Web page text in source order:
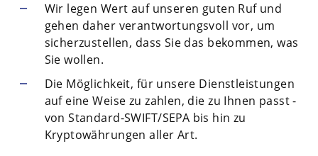
Wir legen Wert auf unseren guten Ruf und
gehen daher verantwortungsvoll vor, um
sicherzustellen, dass Sie das bekommen, was
Sie wollen.
Die Möglichkeit, für unsere Dienstleistungen
auf eine Weise zu zahlen, die zu Ihnen passt -
von Standard-SWIFT/SEPA bis hin zu
Kryptowährungen aller Art.